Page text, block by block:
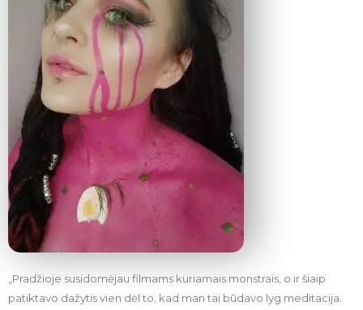
„Pradžioje susidomėjau filmams kuriamais monstrais, o ir šiaip
patiktavo dažytis vien dėl to, kad man tai būdavo lyg meditacija.